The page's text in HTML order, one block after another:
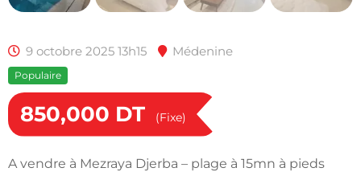
9 octobre 2025 13h15 Médenine
Populaire
850,000 DT (Fixe)
A vendre à Mezraya Djerba – plage à 15mn à pieds